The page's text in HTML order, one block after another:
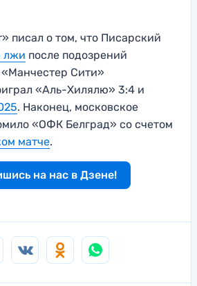
писал о том, что Писарский
лжи после подозрений
Сити»
«Аль-Хилялю» 3:4 и
. Наконец, московское
«ОФК Белград» со счетом
матче.
на нас в Дзене!